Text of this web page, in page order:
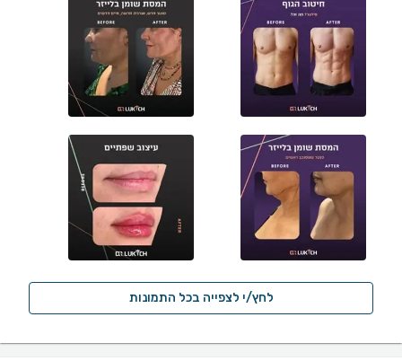
לחץ/י לצפייה בכל התמונות